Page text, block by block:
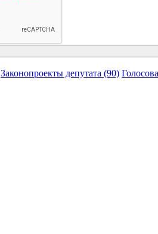
Законопроекты депутата (90)